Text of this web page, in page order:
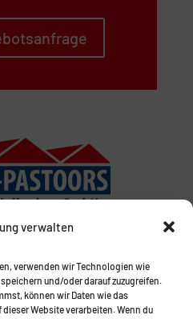
verwalten
verwenden wir Technologien wie
und/oder darauf zuzugreifen.
können wir Daten wie das
Website verarbeiten. Wenn du